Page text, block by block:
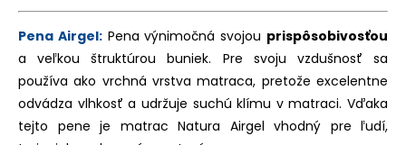
Pena Airgel:Pena výnimočná svojou prispôsobivosťou
a veľkou štruktúrou buniek. Pre svoju vzdušnosť sa
používa ako vrchná vrstva matraca, pretože excelentne
odvádza vlhkosť a udržuje suchú klímu v matraci. Vďaka
tejto pene je matrac Natura Airgel vhodný pre ľudí,